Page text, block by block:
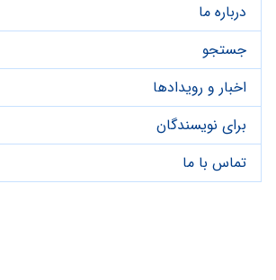
درباره ما
جستجو
اخبار و رویدادها
برای نویسندگان
تماس با ما